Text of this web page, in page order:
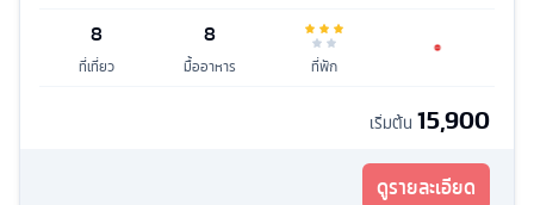
8
ที่เที่ยว
8
มื้ออาหาร ที่พัก
เริ่มต้น 15,900
ดูรายละเอียด